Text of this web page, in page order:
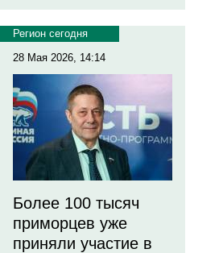
Регион сегодня
28 Мая 2026, 14:14
Более 100 тысяч
приморцев уже
приняли участие в